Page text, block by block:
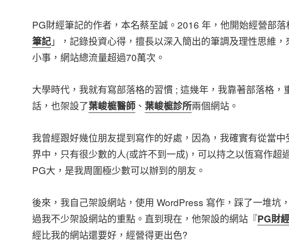
PG財經筆記的作者，本名蔡至誠。2016 年，他開始經營部落
筆記」，記錄投資心得，擅長以深入簡出的筆調及理性思維
小事，網站總流量超過70萬次。
大學時代，我就有寫部落格的習慣 ; 這幾年，我靠著部落格，
話，也架設了葉峻榳醫師 、 葉峻榳診所兩個網站。
我曾經跟好幾位朋友提到寫作的好處，因為，我確實有從當中
界中，只有很少數的人(或許不到一成)，可以持之以恆寫作超
PG大，是我周圍極少數可以辦到的朋友。
後來，我自己架設網站，使用 WordPress 寫作，踩了一堆坑
過我不少架設網站的重點。直到現在，他架設的網站『PG財
經比我的網站還要好，經營得更出色?